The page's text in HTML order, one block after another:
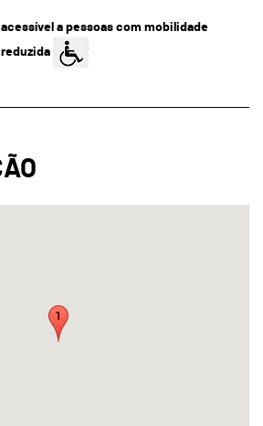
acessível a pessoas com mobilidade
reduzida